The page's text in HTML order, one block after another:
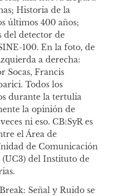
Historia de la
últimos 400 años;
del detector de
100. En la foto, de
a derecha:
Socas, Francis
Todos los
durante la tertulia
la opinión de
ni eso. CB:SyR es
el Área de
de Comunicación
del Instituto de
Señal y Ruido se